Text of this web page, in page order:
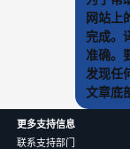
网站上
完成。
准确。
发现任
文章底
更多支持信息
联系支持部门